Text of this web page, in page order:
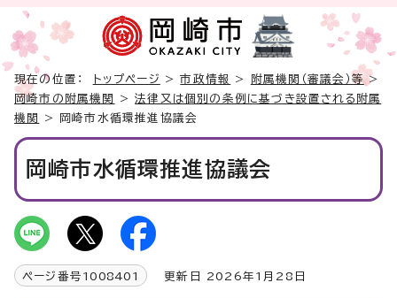
現在の位置： トップページ >市政情報 > 附属機関（審議会）等>
岡崎市の附属機関
>法律又は個別の条例に基づき設置される附属
機関
> 岡崎市水循環推進協議会
岡崎市水循環推進協議会
ページ番号 1008401 更新日 2026年1月28日